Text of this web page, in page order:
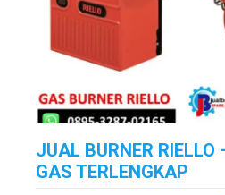
JUAL BURNER
GAS TERLENGKAP